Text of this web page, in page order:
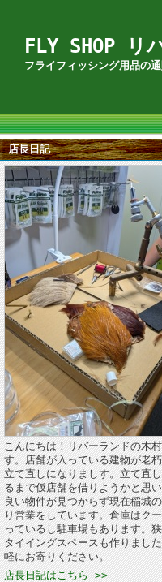
FLY SHOP リ
フライフィッシング用品の
店長日記
こんにちは！リバーランドの木
す。店舗が入っている建物が老
立て直しになりましす。立て直
るまで仮店舗を借りようかと思
良い物件が見つからず現在稲城
り営業をしています。倉庫はク
っているし駐車場もあります。
タイイングスペースも作りまし
軽にお寄りください。
店長日記はこちら >>